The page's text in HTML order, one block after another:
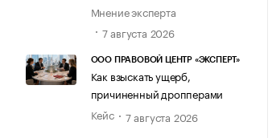
Мнение эксперта
7 августа 2026
ООО ПРАВОВОЙ ЦЕНТР «ЭКСПЕРТ»
Как взыскать ущерб,
причиненный дропперами
Кейс
7 августа 2026